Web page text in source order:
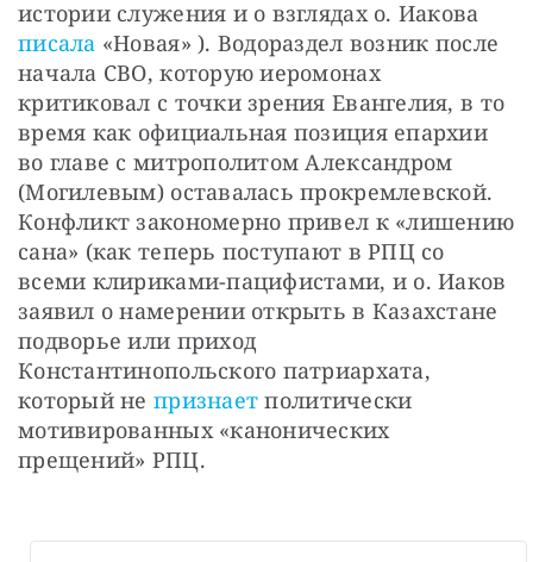
писала «Новая» ). Водораздел возник после
начала СВО, которую иеромонах
критиковал с точки зрения Евангелия, в то
время как официальная позиция епархии
во главе с митрополитом Александром
(Могилевым) оставалась прокремлевской.
Конфликт закономерно привел к «лишению
сана» (как теперь поступают в РПЦ со
всеми клириками-пацифистами, и о. Иаков
заявил о намерении открыть в Казахстане
подворье или приход
Константинопольского патриархата,
который не признает политически
мотивированных «канонических
прещений» РПЦ.